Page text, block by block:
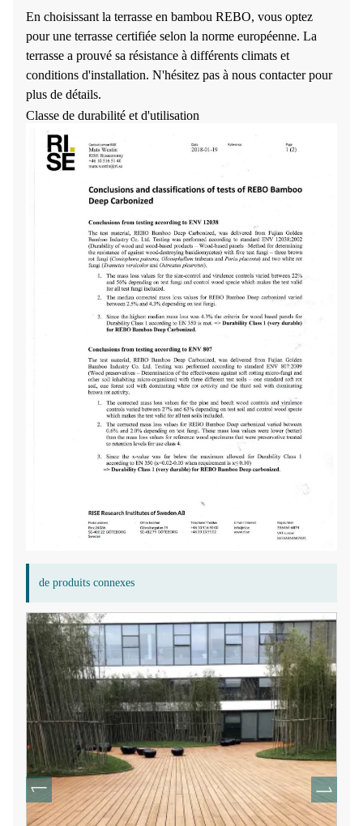
En choisissant la terrasse en bambou REBO, vous optez
pour une terrasse certifiée selon la norme européenne. La
terrasse a prouvé sa résistance à différents climats et
conditions d'installation. N'hésitez pas à nous contacter pour
plus de détails.
Classe de durabilité et d'utilisation
de produits connexes